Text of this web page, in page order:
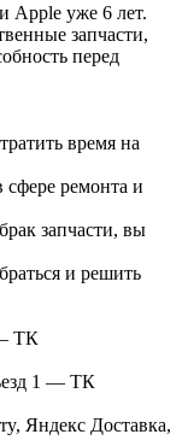
Apple уже 6 лет.
запчасти,
перед
время на
ремонта и
запчасти, вы
и решить
ТК
1 — ТК
Яндекс Доставка,